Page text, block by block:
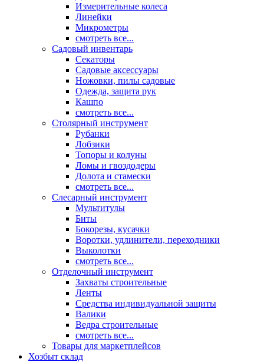
Измерительные колеса
Линейки
Микрометры
смотреть все...
Садовый инвентарь
Секаторы
Садовые аксессуары
Ножовки, пилы садовые
Одежда, защита рук
Кашпо
смотреть все...
Столярный инструмент
Рубанки
Лобзики
Топоры и колуны
Ломы и гвоздодеры
Долота и стамески
смотреть все...
Слесарный инструмент
Мультитулы
Биты
Бокорезы, кусачки
Воротки, удлинители, переходники
Выколотки
смотреть все...
Отделочный инструмент
Захваты строительные
Ленты
Средства индивидуальной защиты
Валики
Ведра строительные
смотреть все...
Товары для маркетплейсов
Хозбыт склад